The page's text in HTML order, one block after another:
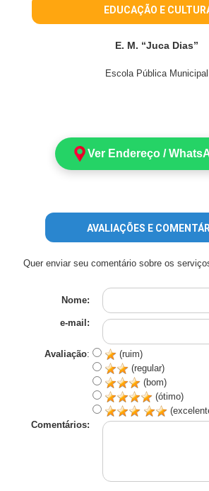
EDUCAÇÃO E
E. M. “Juca Dias”
Escola Pública Municipal
Ver Endereço /
AVALIAÇÕES E
Quer enviar seu comentário sobre os
Nome:
e-mail:
Avaliação:
(ruim)
(regular)
(bom)
(ótimo)
Comentários: